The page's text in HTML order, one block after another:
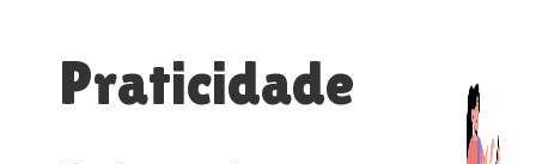
Praticidade